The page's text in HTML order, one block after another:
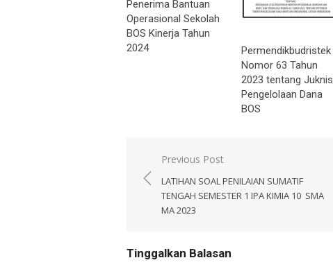
Penerima Bantuan
Operasional Sekolah
BOS Kinerja Tahun
2024
Permendikbudristek
Nomor 63 Tahun
2023 tentang Juknis
Pengelolaan Dana
BOS
Navigasi
pos
Previous Post
LATIHAN SOAL PENILAIAN SUMATIF
TENGAH SEMESTER 1 IPA KIMIA 10 SMA
MA 2023
Tinggalkan Balasan